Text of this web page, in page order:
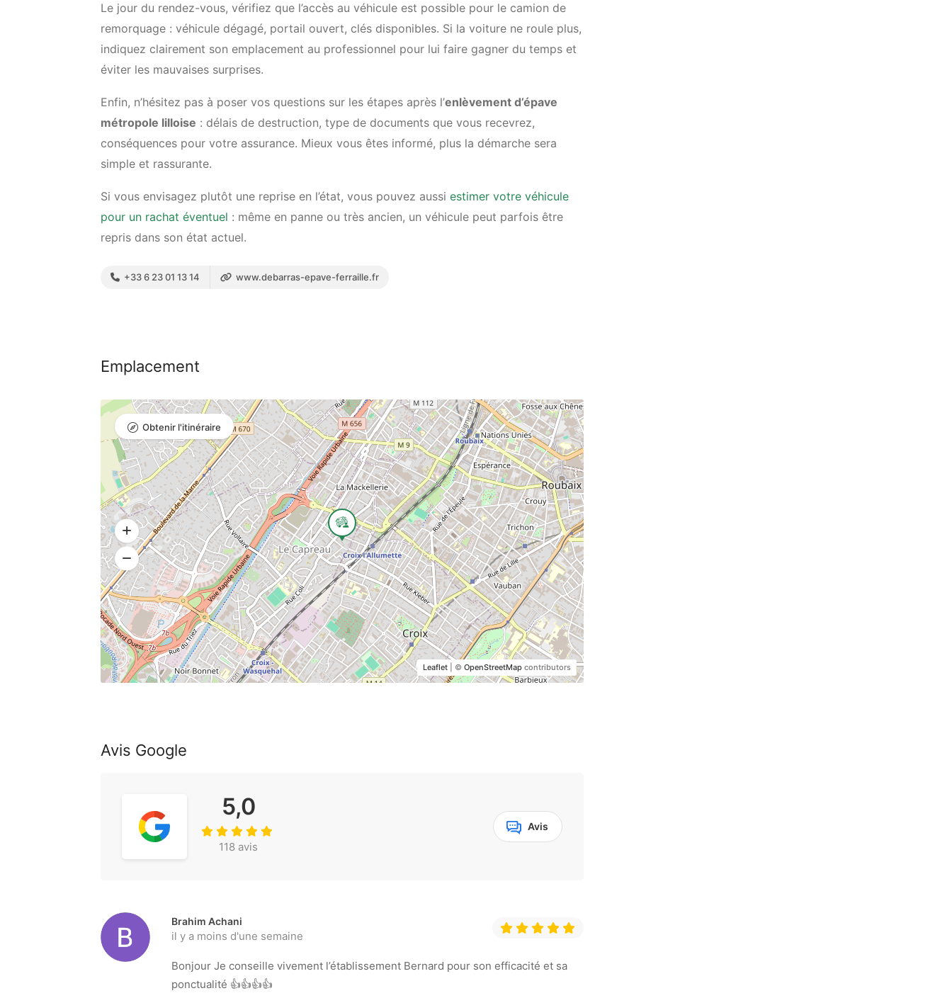
Le jour du rendez-vous, vérifiez que l’accès au véhicule est possible pour le camion de
remorquage : véhicule dégagé, portail ouvert, clés disponibles. Si la voiture ne roule plus,
indiquez clairement son emplacement au professionnel pour lui faire gagner du temps et
éviter les mauvaises surprises.
Enfin, n’hésitez pas à poser vos questions sur les étapes après l’enlèvement d’épave
métropole lilloise : délais de destruction, type de documents que vous recevrez,
conséquences pour votre assurance. Mieux vous êtes informé, plus la démarche sera
simple et rassurante.
Si vous envisagez plutôt une reprise en l’état, vous pouvez aussi estimer votre véhicule
pour un rachat éventuel : même en panne ou très ancien, un véhicule peut parfois être
repris dans son état actuel.
+33 6 23 01 13 14 www.debarras-epave-ferraille.fr
Emplacement
Leaflet| © OpenStreetMapcontributors
Obtenir l'itinéraire
Avis Google
5,0
118 avis
Avis
Brahim Achani
il y a moins d'une semaine
Bonjour Je conseille vivement l’établissement Bernard pour son efficacité et sa
ponctualité 👍👍👍👍